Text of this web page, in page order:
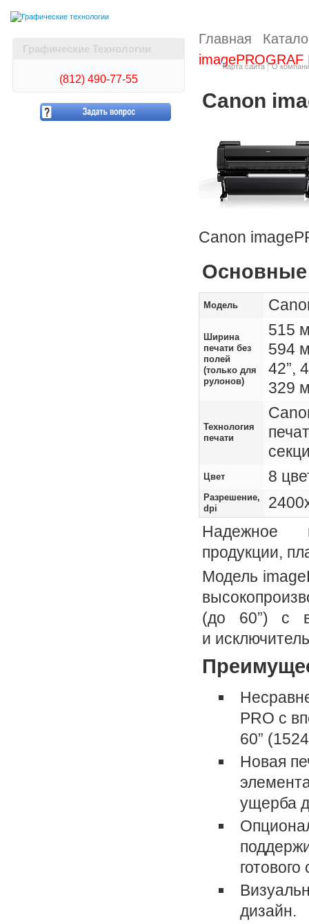
Карта сайта О
Графические Технологии
(812) 490-77-55
Главная
imagePROGRAF
Canon
Canon
Основные
Модель
Ширина
печати без
полей
(только для
рулонов)
515
594
42”,
329
Технология
печати
Цвет 8
Разрешение,
dpi
Надежное
продукции,
Модель
(до 60”) с
и
PRO с
60”
Новая
ущерба
дизайн.